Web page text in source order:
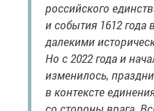
российского
и события 1612 года
далекими
Но с 2022 года и
изменилось,
в контексте